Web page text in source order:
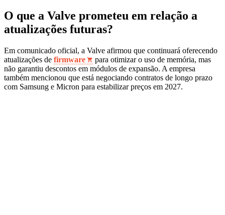
O que a Valve prometeu em relação a
atualizações futuras?
Em comunicado oficial, a Valve afirmou que continuará oferecendo
atualizações de firmware
para otimizar o uso de memória, mas
não garantiu descontos em módulos de expansão. A empresa
também mencionou que está negociando contratos de longo prazo
com Samsung e Micron para estabilizar preços em 2027.